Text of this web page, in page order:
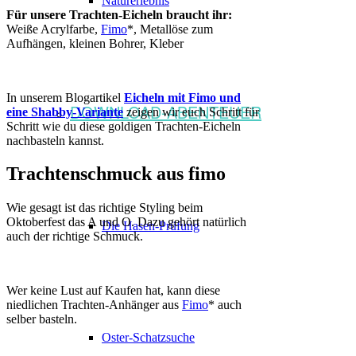
DOWNLOAD-ABENTEUER
Die Hasen-Prüfung
Oster-Schatzsuche
Für unsere Trachten-Eicheln braucht ihr:
Weiße Acrylfarbe, Fimo*, Metallöse zum
Aufhängen, kleinen Bohrer, Kleber
In unserem Blogartikel Eicheln mit Fimo und
eine Shabby-Variante zeigen wir euch Schritt für
Schritt wie du diese goldigen Trachten-Eicheln
nachbasteln kannst.
Trachtenschmuck aus fimo
Wie gesagt ist das richtige Styling beim
Oktoberfest das A und O. Dazu gehört natürlich
auch der richtige Schmuck.
Wer keine Lust auf Kaufen hat, kann diese
niedlichen Trachten-Anhänger aus Fimo* auch
selber basteln.